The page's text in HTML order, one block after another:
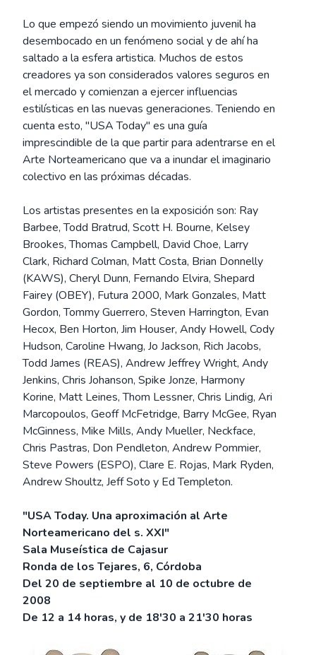
Lo que empezó siendo un movimiento juvenil ha
desembocado en un fenómeno social y de ahí ha
saltado a la esfera artistica. Muchos de estos
creadores ya son considerados valores seguros en
el mercado y comienzan a ejercer influencias
estilísticas en las nuevas generaciones. Teniendo en
cuenta esto, "USA Today" es una guía
imprescindible de la que partir para adentrarse en el
Arte Norteamericano que va a inundar el imaginario
colectivo en las próximas décadas.
Los artistas presentes en la exposición son: Ray
Barbee, Todd Bratrud, Scott H. Bourne, Kelsey
Brookes, Thomas Campbell, David Choe, Larry
Clark, Richard Colman, Matt Costa, Brian Donnelly
(KAWS), Cheryl Dunn, Fernando Elvira, Shepard
Fairey (OBEY), Futura 2000, Mark Gonzales, Matt
Gordon, Tommy Guerrero, Steven Harrington, Evan
Hecox, Ben Horton, Jim Houser, Andy Howell, Cody
Hudson, Caroline Hwang, Jo Jackson, Rich Jacobs,
Todd James (REAS), Andrew Jeffrey Wright, Andy
Jenkins, Chris Johanson, Spike Jonze, Harmony
Korine, Matt Leines, Thom Lessner, Chris Lindig, Ari
Marcopoulos, Geoff McFetridge, Barry McGee, Ryan
McGinness, Mike Mills, Andy Mueller, Neckface,
Chris Pastras, Don Pendleton, Andrew Pommier,
Steve Powers (ESPO), Clare E. Rojas, Mark Ryden,
Andrew Shoultz, Jeff Soto y Ed Templeton.
"USA Today. Una aproximación al Arte
Norteamericano del s. XXI"
Sala Museística de Cajasur
Ronda de los Tejares, 6, Córdoba
Del 20 de septiembre al 10 de octubre de
2008
De 12 a 14 horas, y de 18'30 a 21'30 horas